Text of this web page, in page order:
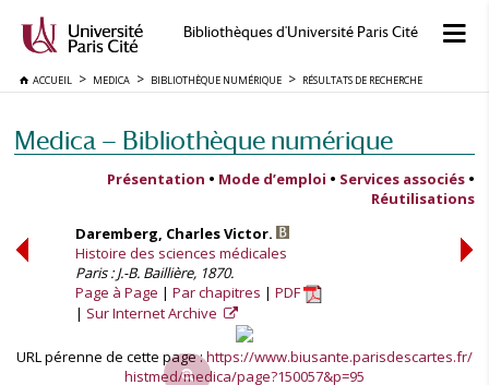
Bibliothèques d'Université Paris Cité
ACCUEIL MEDICA BIBLIOTHÈQUE NUMÉRIQUE RÉSULTATS DE RECHERCHE
Medica — Bibliothèque numérique
Présentation • Mode d’emploi • Services associés •
Réutilisations
Daremberg, Charles Victor.
Histoire des sciences médicales
Paris : J.-B. Baillière, 1870.
Page à Page
Par chapitres
PDF
Sur Internet Archive
URL pérenne de cette page :https://www.biusante.parisdescartes.fr/
histmed/medica/page?150057&p=95